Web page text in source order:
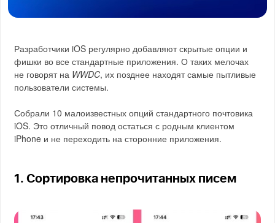
Разработчики iOS регулярно добавляют скрытые опции и
фишки во все стандартные приложения. О таких мелочах
не говорят на WWDC, их позднее находят самые пытливые
пользователи системы.
Собрали 10 малоизвестных опций стандартного почтовика
iOS. Это отличный повод остаться с родным клиентом
iPhone и не переходить на сторонние приложения.
1. Сортировка непрочитанных писем